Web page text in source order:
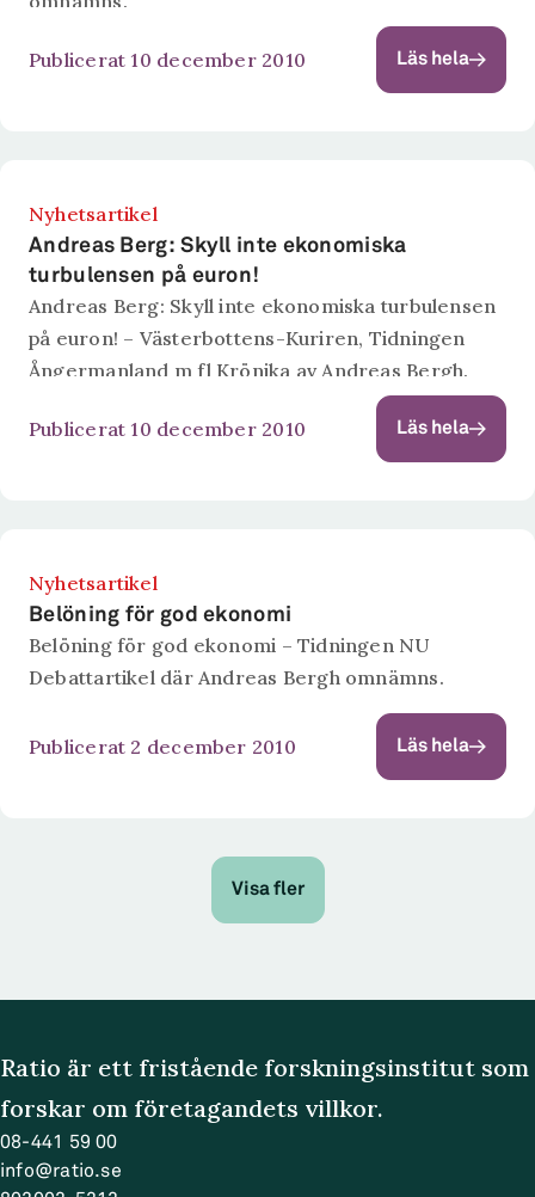
Publicerat 10 december 2010 Läs hela
Nyhetsartikel
Andreas Berg: Skyll inte ekonomiska
turbulensen på euron!
Andreas Berg: Skyll inte ekonomiska turbulensen
på euron! – Västerbottens-Kuriren, Tidningen
Ångermanland m fl Krönika av Andreas Bergh.
Publicerat 10 december 2010 Läs hela
Nyhetsartikel
Belöning för god ekonomi
Belöning för god ekonomi – Tidningen NU
Debattartikel där Andreas Bergh omnämns.
Publicerat 2 december 2010 Läs hela
Visa fler
Ratio är ett fristående forskningsinstitut som
forskar om företagandets villkor.
08-441 59 00
info@ratio.se